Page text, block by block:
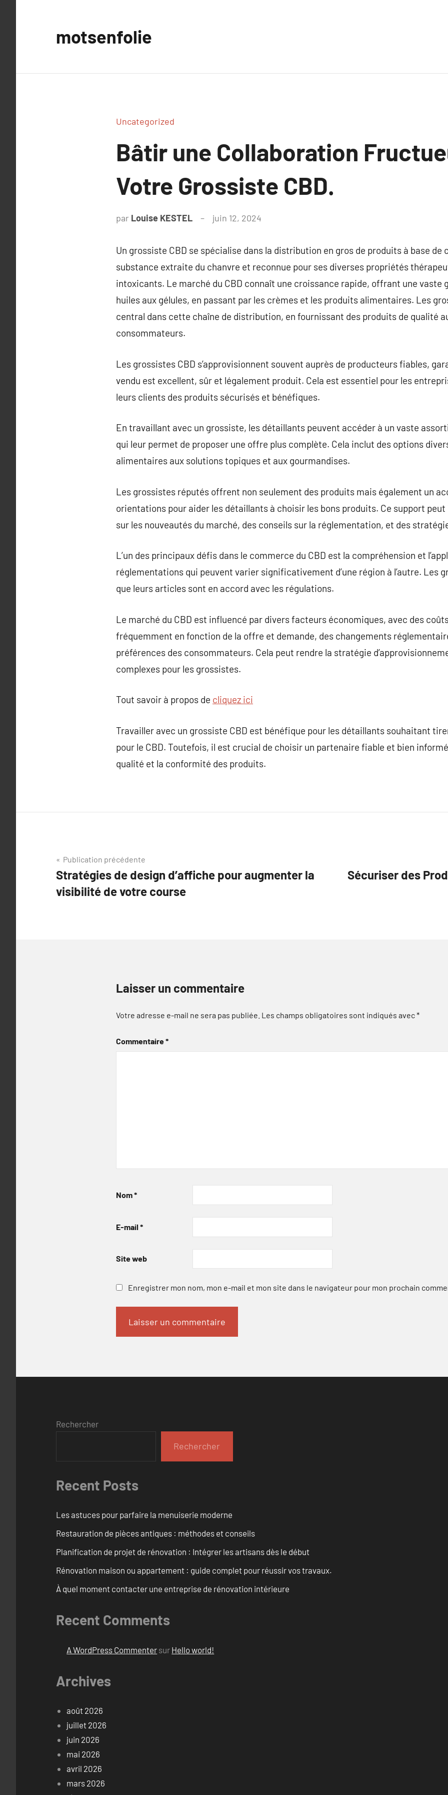
motsenfolie
Uncategorized
Bâtir une Collaboration
Votre Grossiste CBD.
par Louise KESTEL juin 12, 2024
Un grossiste CBD se spécialise dans la distribution en gros de produits à base de
substance extraite du chanvre et reconnue pour ses diverses propriétés
intoxicants. Le marché du CBD connaît une croissance rapide, offrant une vaste
huiles aux gélules, en passant par les crèmes et les produits alimentaires. Les
central dans cette chaîne de distribution, en fournissant des produits de qualité
consommateurs.
Les grossistes CBD s’approvisionnent souvent auprès de producteurs fiables,
vendu est excellent, sûr et légalement produit. Cela est essentiel pour les
leurs clients des produits sécurisés et bénéfiques.
En travaillant avec un grossiste, les détaillants peuvent accéder à un vaste
qui leur permet de proposer une offre plus complète. Cela inclut des options
alimentaires aux solutions topiques et aux gourmandises.
Les grossistes réputés offrent non seulement des produits mais également un
orientations pour aider les détaillants à choisir les bons produits. Ce support
sur les nouveautés du marché, des conseils sur la réglementation, et des
L’un des principaux défis dans le commerce du CBD est la compréhension et
réglementations qui peuvent varier significativement d’une région à l’autre. Les
que leurs articles sont en accord avec les régulations.
Le marché du CBD est influencé par divers facteurs économiques, avec des
fréquemment en fonction de la offre et demande, des changements
préférences des consommateurs. Cela peut rendre la stratégie
complexes pour les grossistes.
Tout savoir à propos de cliquez ici
Travailler avec un grossiste CBD est bénéfique pour les détaillants souhaitant
pour le CBD. Toutefois, il est crucial de choisir un partenaire fiable et bien
qualité et la conformité des produits.
Navigation
de
l’article
Publication précédente
Stratégies de design d’affiche pour augmenter la
visibilité de votre course
Sécuriser des
Laisser un commentaire
Votre adresse e-mail ne sera pas publiée. Les champs obligatoires sont indiqués avec*
Commentaire*
Nom*
E-mail *
Site web
Enregistrer mon nom, mon e-mail et mon site dans le navigateur pour mon prochain
Rechercher
Rechercher
Recent Posts
Les astuces pour parfaire la menuiserie moderne
Restauration de pièces antiques : méthodes et conseils
Planification de projet de rénovation : Intégrer les artisans dès le début
Rénovation maison ou appartement : guide complet pour réussir vos travaux.
À quel moment contacter une entreprise de rénovation intérieure
Recent Comments
A WordPress Commenter sur Hello world!
Archives
août 2026
juillet 2026
juin 2026
mai 2026
avril 2026
mars 2026